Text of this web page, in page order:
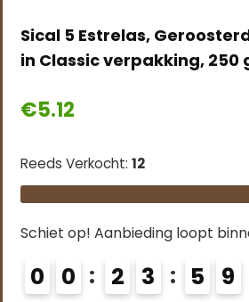
Sical 5 Estrelas,
in Classic verpakking, 250
€5.12
Reeds Verkocht: 12
Schiet op! Aanbieding loopt
0 0 2 3 5 9